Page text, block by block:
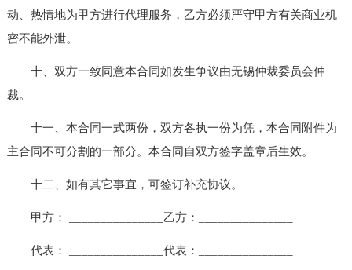
动、热情地为甲方进行代理服务，乙方必须严守甲方有关商业机
密不能外泄。
十、双方一致同意本合同如发生争议由无锡仲裁委员会仲
裁。
十一、本合同一式两份，双方各执一份为凭，本合同附件为
主合同不可分割的一部分。本合同自双方签字盖章后生效。
十二、如有其它事宜，可签订补充协议。
甲方： _______________乙方：_______________
代表： _______________代表：_______________